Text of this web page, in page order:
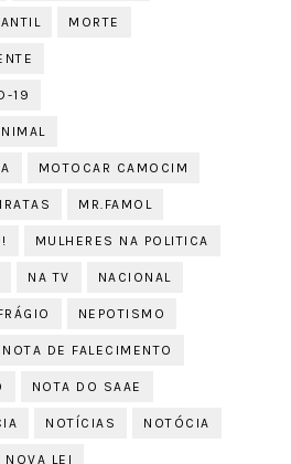
MORTE
19
MOTOCAR CAMOCIM
MR.FAMOL
MULHERES NA POLITICA
NA TV NACIONAL
NEPOTISMO
NOTA DE FALECIMENTO
NOTA DO SAAE
NOTÍCIAS NOTÓCIA
NOVA LEI